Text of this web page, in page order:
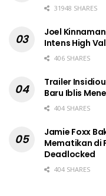
31948 SHARES
Joel
Intens High
406 SHARES
Trailer
Baru Iblis
404 SHARES
Jamie Foxx
Mematikan di
Deadlocked
404 SHARES